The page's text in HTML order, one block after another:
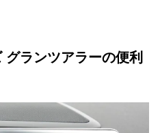
ランツアラーの便利